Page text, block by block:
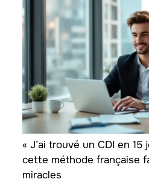
« J’ai trouvé un CDI en 15
cette méthode française
miracles